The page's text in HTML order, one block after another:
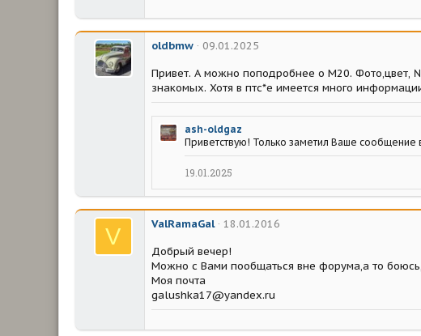
oldbmw
09.01.2025
Привет. А можно поподробнее о М20. Фото,цвет,
знакомых. Хотя в птс*е имеется много
ash-oldgaz
Приветствую! Только заметил Ваше сообщение
19.01.2025
V ValRamaGal
18.01.2016
Добрый вечер!
Можно с Вами пообщаться вне форума,а то
Моя почта
galushka17@yandex.ru